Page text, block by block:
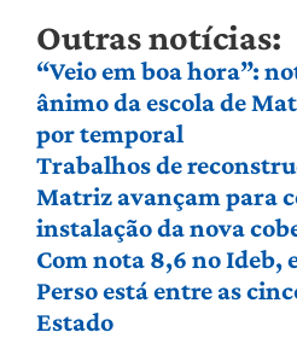
Outras notícias:
“Veio em boa hora”:
ânimo da escola de
por temporal
Trabalhos de
Matriz avançam para
instalação da nova
agosto
Com nota 8,6 no Ideb,
Perso está entre as
Estado